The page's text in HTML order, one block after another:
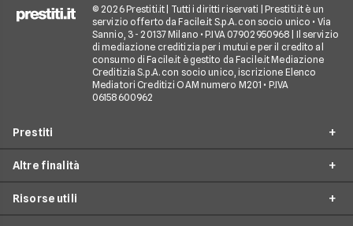
© 2026 Prestiti.it | Tutti i diritti riservati | Prestiti.it è un
servizio offerto da Facile.it S.p.A. con socio unico • Via
Sannio, 3 - 20137 Milano • P.IVA 07902950968 | Il servizio
di mediazione creditizia per i mutui e per il credito al
consumo di Facile.it è gestito da Facile.it Mediazione
Creditizia S.p.A. con socio unico, iscrizione Elenco
Mediatori Creditizi OAM numero M201 • P.IVA
06158600962
Prestiti
Prestito consolidamento debiti
Altre finalità
Risorse utili